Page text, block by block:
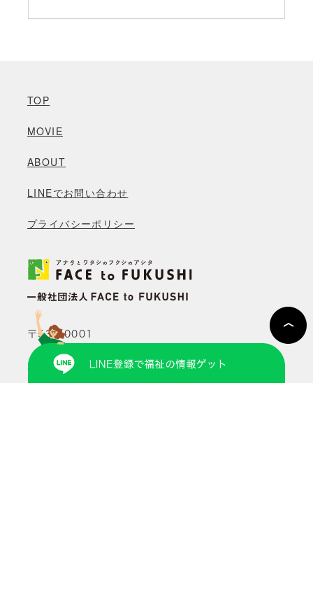
〒530-0001
大阪府大阪市北区梅田1-3-1大阪駅前第1ビル4階
TOP
MOVIE
ABOUT
LINEでお問い合わせ
プライバシーポリシー